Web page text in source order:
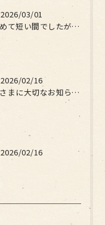
2026/03/01
改めて短い間でしたがお世話になりました
2026/02/16
皆さまに大切なお知らせです
2026/02/16